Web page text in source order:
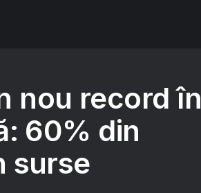
nou record în
60% din
surse